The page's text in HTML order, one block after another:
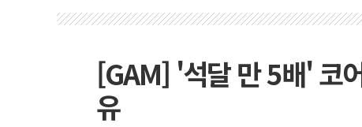
[GAM] '석달 만 5배' 코
유